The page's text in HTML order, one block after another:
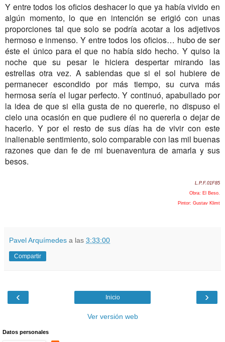
Y entre todos los oficios deshacer lo que ya había vivido en
algún momento, lo que en intención se erigió con unas
proporciones tal que solo se podría acotar a los adjetivos
hermoso e inmenso. Y entre todos los oficios… hubo de ser
éste el único para el que no había sido hecho. Y quiso la
noche que su pesar le hiciera despertar mirando las
estrellas otra vez. A sabiendas que si el sol hubiere de
permanecer escondido por más tiempo, su curva más
hermosa sería el lugar perfecto. Y continuó, apabullado por
la idea de que si ella gusta de no quererle, no dispuso el
cielo una ocasión en que pudiere él no quererla o dejar de
hacerlo. Y por el resto de sus días ha de vivir con este
inalienable sentimiento, solo comparable con las mil buenas
razones que dan fe de mi buenaventura de amarla y sus
besos.
L.P.F.01F85
Obra: El Beso.
Pintor: Gustav Klimt
Pavel Arquímedes a las 3:33:00
Compartir
‹ ›
Inicio
Ver versión web
Datos personales